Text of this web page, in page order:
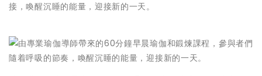
接，喚醒沉睡的能量，迎接新的一天。